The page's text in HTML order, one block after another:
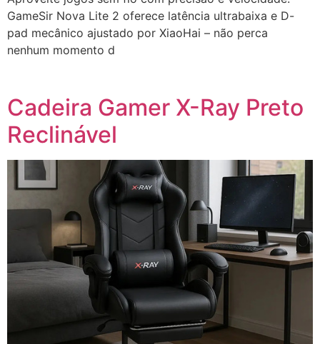
GameSir Nova Lite 2 oferece latência ultrabaixa e D-
pad mecânico ajustado por XiaoHai – não perca
nenhum momento d
Cadeira Gamer X-Ray Preto
Reclinável